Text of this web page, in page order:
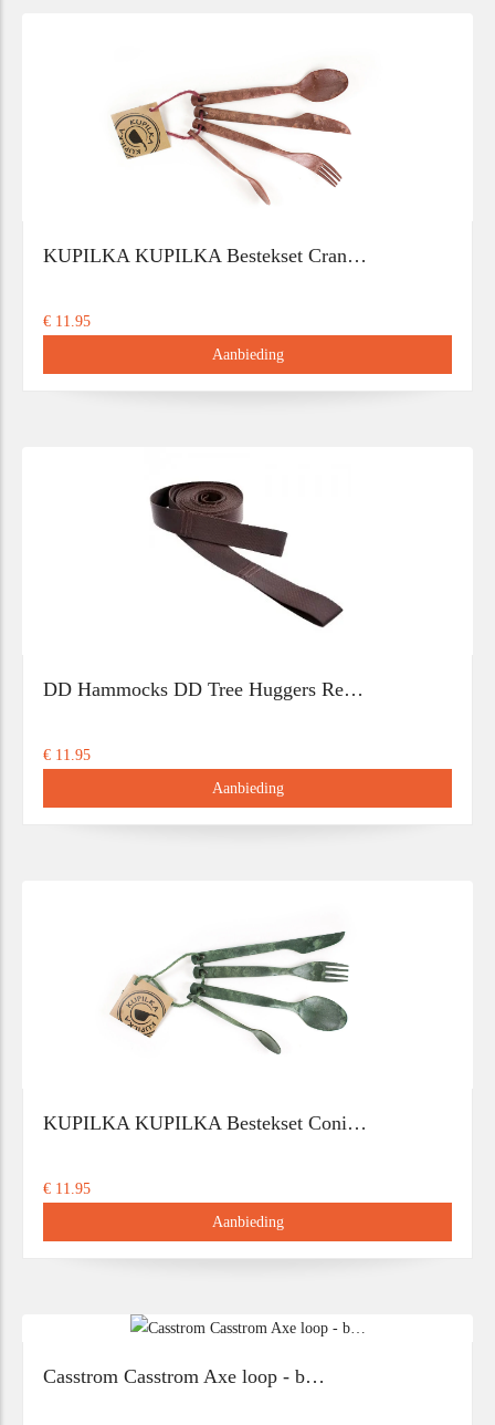
KUPILKA KUPILKA Bestekset Cran…
€ 11.95
Aanbieding
DD Hammocks DD Tree Huggers Re…
€ 11.95
Aanbieding
KUPILKA KUPILKA Bestekset Coni…
€ 11.95
Aanbieding
Casstrom Casstrom Axe loop - b…